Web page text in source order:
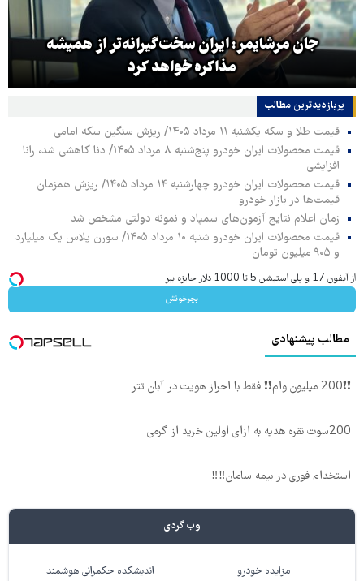
جان مرشایمر: ایران سخت‌گیرانه‌تر از همیشه
مذاکره خواهد کرد
پربازدیدترین‌ مطالب
قیمت طلا و سکه یکشنبه ۱۱ مرداد ۱۴۰۵/ ریزش سنگین سکه امامی
قیمت محصولات ایران خودرو پنج‌شنبه ۸ مرداد ۱۴۰۵/ دنا کاهشی شد، رانا
افزایشی
قیمت محصولات ایران خودرو چهارشنبه ۱۴ مرداد ۱۴۰۵/ ریزش همزمان
قیمت‌ها در بازار خودرو
زمان اعلام نتایج آزمون‌های سمپاد و نمونه دولتی مشخص شد
قیمت محصولات ایران خودرو شنبه ۱۰ مرداد ۱۴۰۵/ سورن پلاس یک میلیارد
و ۹۰۵ میلیون تومان
از آیفون 17 و پلی استیشن 5 تا 1000 دلار جایزه ببر
بچرخونش
مطالب پیشنهادی
❗❗200 میلیون وام❗❗ فقط با احراز هویت در آبان تتر
200سوت نقره هدیه به ازای اولین خرید از گرمی
استخدام فوری در بیمه سامان‼️‼️
وب گردی
مزایده خودرو اندیشکده حکمرانی هوشمند